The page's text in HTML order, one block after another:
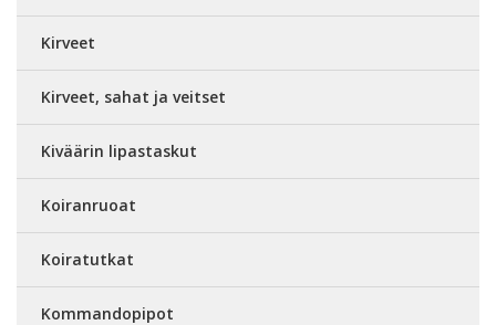
Kirveet
Kirveet, sahat ja veitset
Kiväärin lipastaskut
Koiranruoat
Koiratutkat
Kommandopipot